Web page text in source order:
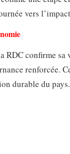
vers
confirme sa
renforcée.
durable du pays.